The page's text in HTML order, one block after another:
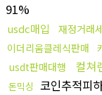
91%
usdc매입
재정거래
이더리움클레식판매
usdt판매대행 컬쳐
돈믹싱 코인추적피